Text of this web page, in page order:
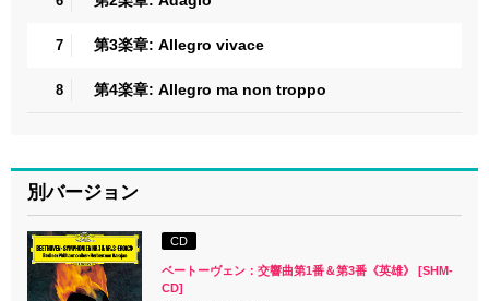
7 第3楽章: Allegro vivace
8 第4楽章: Allegro ma non troppo
別バージョン
CD
ベートーヴェン：交響曲第1番＆第3番《英雄》 [SHM-
CD]